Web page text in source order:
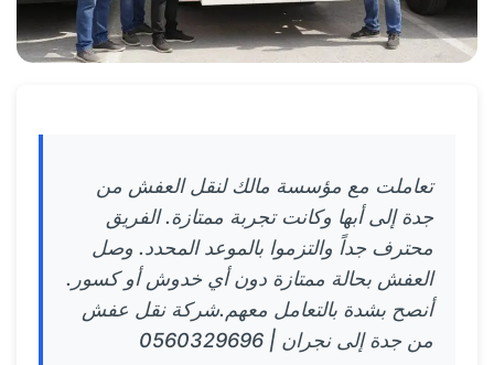
تعاملت مع مؤسسة مالك لنقل العفش من
جدة إلى أبها وكانت تجربة ممتازة. الفريق
محترف جداً والتزموا بالموعد المحدد. وصل
العفش بحالة ممتازة دون أي خدوش أو كسور.
أنصح بشدة بالتعامل معهم.شركة نقل عفش
من جدة إلى نجران | 0560329696